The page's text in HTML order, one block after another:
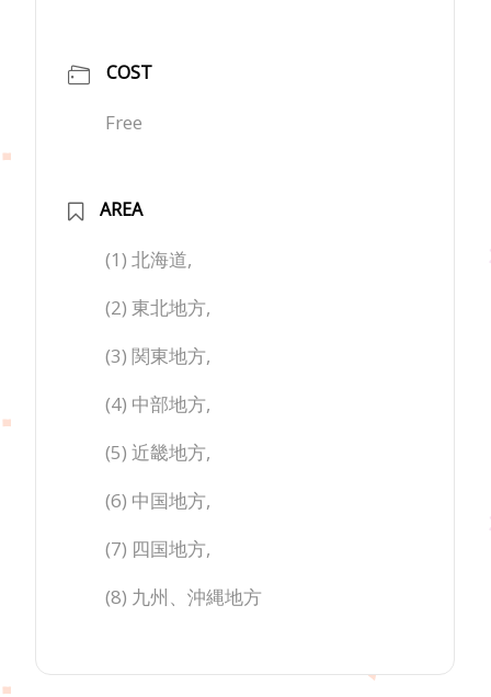
COST
Free
AREA
(1) 北海道,
(2) 東北地方,
(3) 関東地方,
(4) 中部地方,
(5) 近畿地方,
(6) 中国地方,
(7) 四国地方,
(8) 九州、沖縄地方